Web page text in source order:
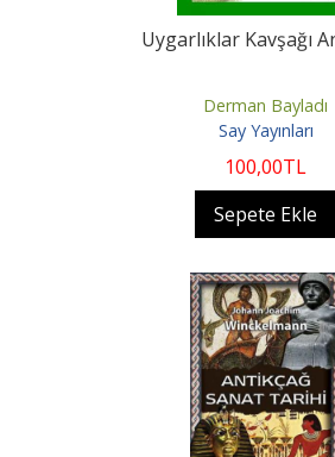
Uygarlıklar Kavşağı
Derman Bayladı
Say Yayınları
100,00TL
Sepete Ekle